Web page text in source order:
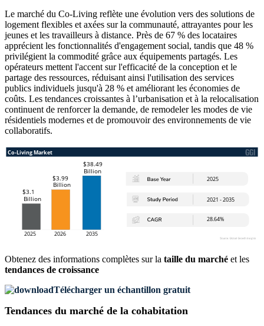
Le marché du Co-Living reflète une évolution vers des solutions de
logement flexibles et axées sur la communauté, attrayantes pour les
jeunes et les travailleurs à distance. Près de 67 % des locataires
apprécient les fonctionnalités d'engagement social, tandis que 48 %
privilégient la commodité grâce aux équipements partagés. Les
opérateurs mettent l'accent sur l'efficacité de la conception et le
partage des ressources, réduisant ainsi l'utilisation des services
publics individuels jusqu'à 28 % et améliorant les économies de
coûts. Les tendances croissantes à l’urbanisation et à la relocalisation
continuent de renforcer la demande, de remodeler les modes de vie
résidentiels modernes et de promouvoir des environnements de vie
collaboratifs.
Obtenez des informations complètes sur la taille du marché et les
tendances de croissance
Télécharger un échantillon gratuit
Tendances du marché de la cohabitation